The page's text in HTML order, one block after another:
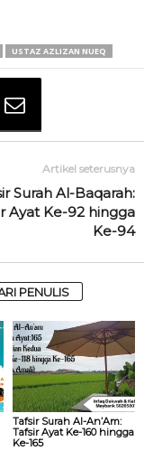
USTAZ AZLIZAN NUEQ
Artikel seterusnya
Surah Al-Baqarah:
Ayat Ke-92 hingga
Ke-94
PENULIS
Tafsir Surah Al-An’Am:
Tafsir Ayat Ke-160 hingga
Ke-165